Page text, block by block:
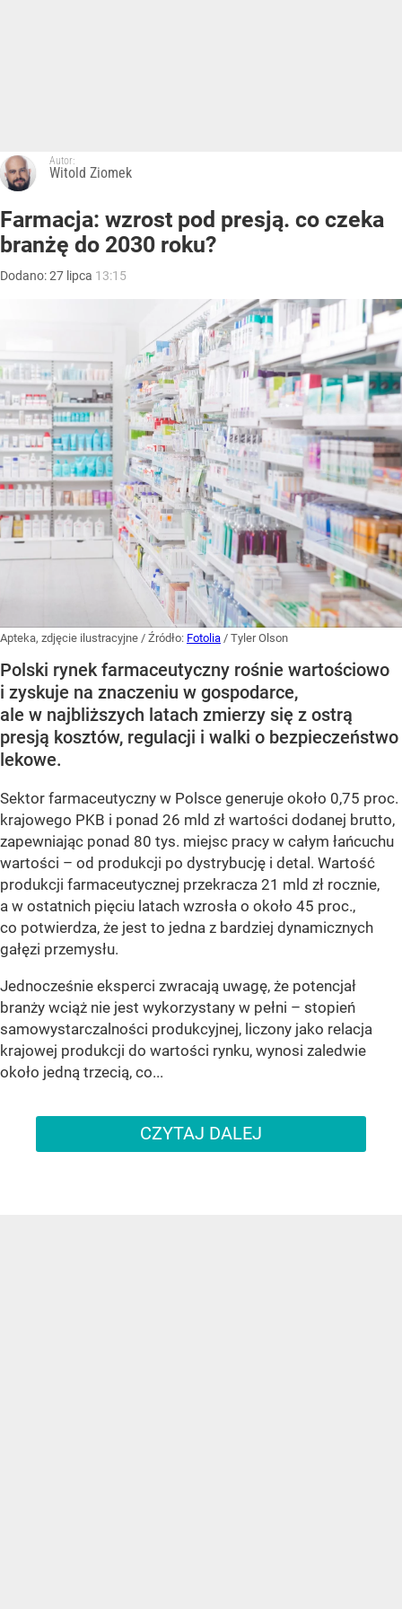
Autor:
Witold Ziomek
Farmacja: wzrost pod presją. co czeka
branżę do 2030 roku?
Dodano:27 lipca 13:15
Apteka, zdjęcie ilustracyjne / Źródło: Fotolia / Tyler Olson
Polski rynek farmaceutyczny rośnie wartościowo
i zyskuje na znaczeniu w gospodarce,
ale w najbliższych latach zmierzy się z ostrą
presją kosztów, regulacji i walki o bezpieczeństwo
lekowe.
Sektor farmaceutyczny w Polsce generuje około 0,75 proc.
krajowego PKB i ponad 26 mld zł wartości dodanej brutto,
zapewniając ponad 80 tys. miejsc pracy w całym łańcuchu
wartości – od produkcji po dystrybucję i detal. Wartość
produkcji farmaceutycznej przekracza 21 mld zł rocznie,
a w ostatnich pięciu latach wzrosła o około 45 proc.,
co potwierdza, że jest to jedna z bardziej dynamicznych
gałęzi przemysłu.
Jednocześnie eksperci zwracają uwagę, że potencjał
branży wciąż nie jest wykorzystany w pełni – stopień
samowystarczalności produkcyjnej, liczony jako relacja
krajowej produkcji do wartości rynku, wynosi zaledwie
około jedną trzecią, co...
CZYTAJ DALEJ